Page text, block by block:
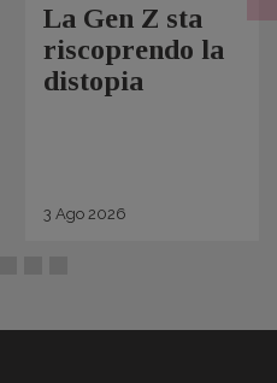
La Gen Z sta
riscoprendo la
distopia
3 Ago 2026